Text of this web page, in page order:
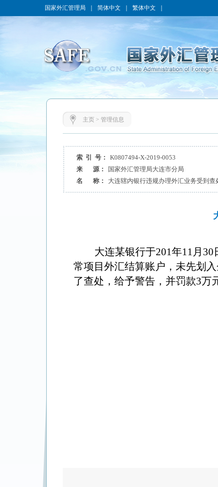
国家外汇管理局 简体中文 繁体中文
主页> 管理信息
索 引 号：
K0807494-X-2019-0053
来 源：
国家外汇管理局大连市分局
名 称：
大连辖内银行违规办理外汇业务受到查
大连某银行于201年11月 30
常项目外汇结算账户，未先划
了查处 ，给予警告，并罚款3万